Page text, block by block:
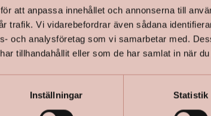
att anpassa innehållet och annonserna till
trafik. Vi vidarebefordrar även sådana
och analysföretag som vi samarbetar med.
tillhandahållit eller som de har samlat in när
Inställningar Statistik